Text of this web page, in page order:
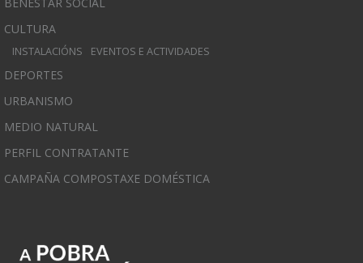
CULTURA
INSTALACIÓNS EVENTOS E ACTIVIDADES
DEPORTES
URBANISMO
MEDIO NATURAL
PERFIL CONTRATANTE
CAMPAÑA COMPOSTAXE DOMÉSTICA